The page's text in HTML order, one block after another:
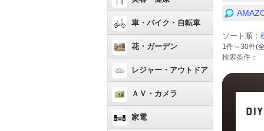
車・バイク・自転車
花・ガーデン
レジャー・アウトドア
ＡＶ・カメラ
家電
ソート順：
1件～30件(
検索条件：